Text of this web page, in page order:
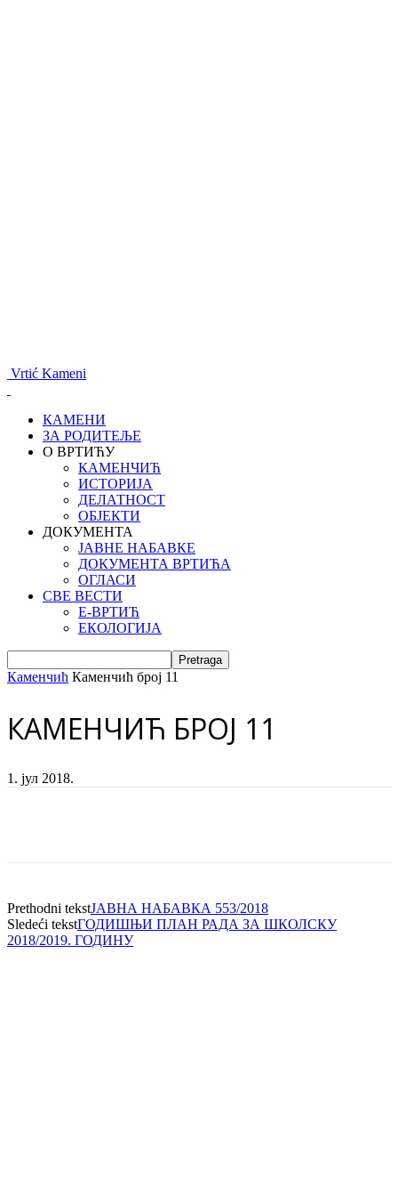
Vrtić Kameni
КАМЕНИ
ЗА РОДИТЕЉЕ
О ВРТИЋУ
КАМЕНЧИЋ
ИСТОРИЈА
ДЕЛАТНОСТ
ОБЈЕКТИ
ДОКУМЕНТА
ЈАВНЕ НАБАВКЕ
ДОКУМЕНТА ВРТИЋА
ОГЛАСИ
СВЕ ВЕСТИ
Е-ВРТИЋ
ЕКОЛОГИЈА
Каменчић Каменчић број 11
КАМЕНЧИЋ БРОЈ 11
1. јул 2018.
Prethodni tekstЈАВНА НАБАВКА 553/2018
Sledeći tekstГОДИШЊИ ПЛАН РАДА ЗА ШКОЛСКУ
2018/2019. ГОДИНУ